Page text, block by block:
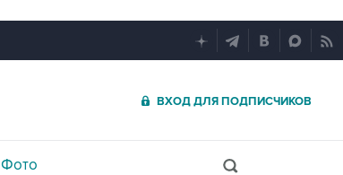
ВХОД ДЛЯ ПОДПИСЧИКОВ
Фото